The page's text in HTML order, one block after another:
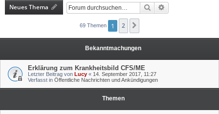
Neues Thema Suche
69 Themen 1 2
Bekanntmachungen
Erklärung zum Krankheitsbild CFS/ME
Letzter Beitrag von Lucy « 14. September 2017, 11:27
Verfasst in Öffentliche Nachrichten und Ankündigungen
Themen